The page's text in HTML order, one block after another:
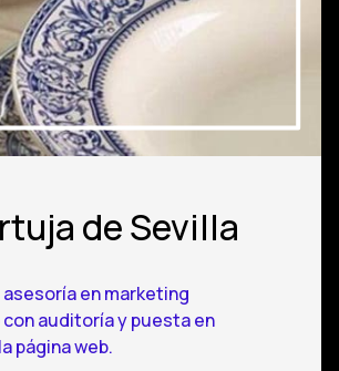
de Sevilla
en marketing
auditoría y puesta en
página web.